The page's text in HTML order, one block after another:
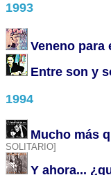
1993
Veneno para
Entre son y
1994
Mucho más
SOLITARIO]
Y ahora...